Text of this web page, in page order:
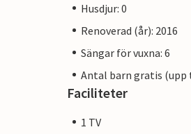
Husdjur: 0
Renoverad (år): 2016
Sängar för vuxna: 6
Antal barn gratis (upp
Faciliteter
1 TV